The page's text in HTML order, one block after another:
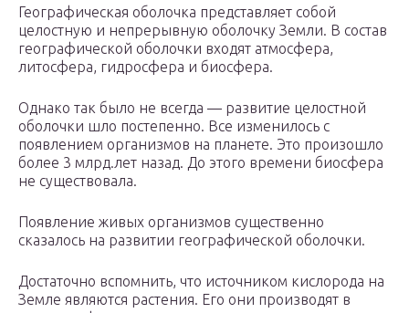
Географическая оболочка представляет собой
целостную и непрерывную оболочку Земли. В состав
географической оболочки входят атмосфера,
литосфера, гидросфера и биосфера.
Однако так было не всегда — развитие целостной
оболочки шло постепенно. Все изменилось с
появлением организмов на планете. Это произошло
более 3 млрд.лет назад. До этого времени биосфера
не существовала.
Появление живых организмов существенно
сказалось на развитии географической оболочки.
Достаточно вспомнить, что источником кислорода на
Земле являются растения. Его они производят в